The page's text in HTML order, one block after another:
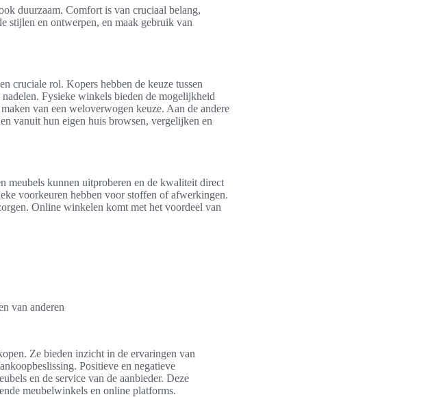
duurzaam. Comfort is van cruciaal belang,
stijlen en ontwerpen, en maak gebruik van
cruciale rol. Kopers hebben de keuze tussen
Fysieke winkels bieden de mogelijkheid
van een weloverwogen keuze. Aan de andere
vanuit hun eigen huis browsen, vergelijken en
meubels kunnen uitproberen en de kwaliteit direct
voorkeuren hebben voor stoffen of afwerkingen.
Online winkelen komt met het voordeel van
van anderen
Ze bieden inzicht in de ervaringen van
Positieve en negatieve
en de service van de aanbieder. Deze
meubelwinkels en online platforms.